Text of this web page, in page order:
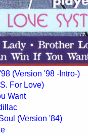
(Version '98 -Intro-)
For Love)
Want
(Version '84)